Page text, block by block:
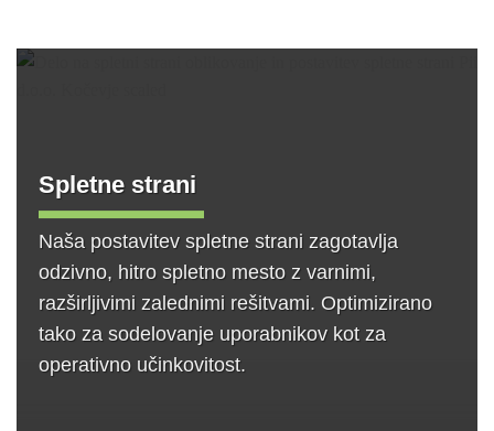
Spletne strani
Naša postavitev spletne strani zagotavlja
odzivno, hitro spletno mesto z varnimi,
razširljivimi zalednimi rešitvami. Optimizirano
tako za sodelovanje uporabnikov kot za
operativno učinkovitost.